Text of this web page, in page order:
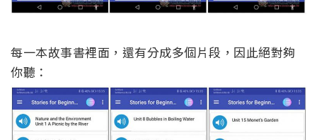
每一本故事書裡面，還有分成多個片段，因此絕對夠
你聽：